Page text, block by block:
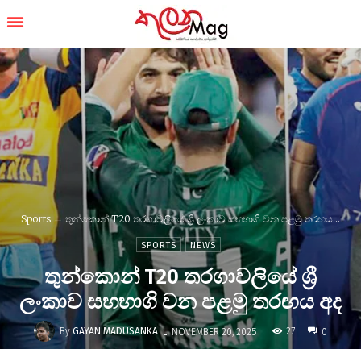
Sports තුන්කොන් T20 තරගාවලියේ ශ්‍රී ලංකාව සහභාගි වන පළමු තරඟය...
SPORTS NEWS
තුන්කොන් T20 තරගාවලියේ ශ්‍රී
ලංකාව සහභාගි වන පළමු තරඟය අද
By GAYAN MADUSANKA - NOVEMBER 20, 2025 27 0